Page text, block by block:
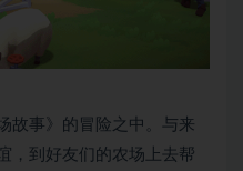
故事》的冒险之中。与来
，到好友们的农场上去帮